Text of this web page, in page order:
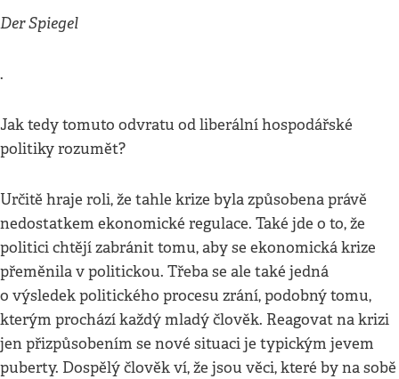
Der Spiegel
.
Jak tedy tomuto odvratu od liberální hospodářské
politiky rozumět?
Určitě hraje roli, že tahle krize byla způsobena právě
nedostatkem ekonomické regulace. Také jde o to, že
politici chtějí zabránit tomu, aby se ekonomická krize
přeměnila v politickou. Třeba se ale také jedná
o výsledek politického procesu zrání, podobný tomu,
kterým prochází každý mladý člověk. Reagovat na krizi
jen přizpůsobením se nové situaci je typickým jevem
puberty. Dospělý člověk ví, že jsou věci, které by na sobě